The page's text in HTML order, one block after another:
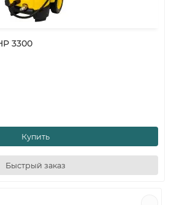
3300
Купить
Быстрый заказ